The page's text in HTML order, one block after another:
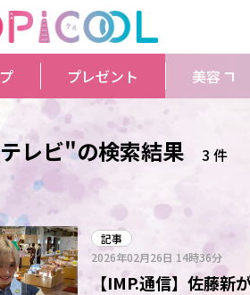
プレゼント 美容
レビ"の検索結果
3 件
記事
2026年02月26日 14時36分
【IMP.通信】佐藤新